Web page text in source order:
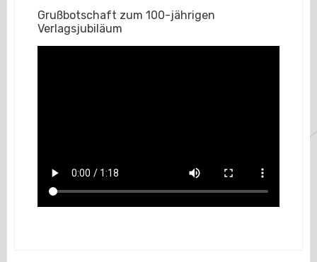
Grußbotschaft zum 100-jährigen
Verlagsjubiläum